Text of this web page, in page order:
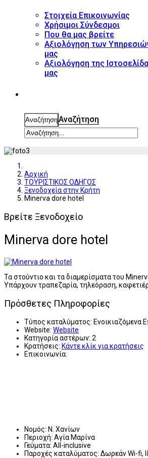
Στοιχεία Επικοινωνίας
Χρήσιμοι Σύνδεσμοι
Που θα μας βρείτε
Αξιολόγηση των
μας
Αξιολόγηση της
μας
ΑναζήτησηΑναζήτηση
Αρχική
ΤΟΥΡΙΣΤΙΚΟΣ ΟΔΗΓΟΣ
Ξενοδοχεία στην Κρήτη
Minerva dore hotel
Βρείτε Ξενοδοχείο
Minerva dore hotel
Τα στούντιο και τα διαμερίσματα του
Υπάρχουν τραπεζαρία, τηλεόραση,
Πρόσθετες Πληροφορίες
Τύπος καταλύματος: Ενοικιαζόμενα
Website: Website
Κατηγορία αστέρων: 2
Κρατήσεις: Κάντε κλίκ για κρατήσεις
Επικοινωνία:
Νομός: Ν. Χανίων
Περιοχή: Αγία Μαρίνα
Γεύματα: All-inclusive
Παροχές καταλύματος: Δωρεάν Wi-fi,